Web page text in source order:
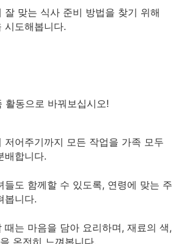
잘 맞는 식사 준비 방법을 찾기 위해
시도해봅니다.
활동으로 바꿔보십시오!
저어주기까지 모든 작업을 가족 모두
배합니다.
들도 함께할 수 있도록, 연령에 맞는 주
봅니다.
때는 마음을 담아 요리하며, 재료의 색,
온전히 느껴봅니다.